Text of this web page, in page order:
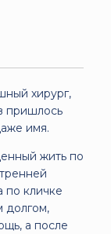
хирург,
пришлось
имя.
жить по
по кличке
долгом,
а после